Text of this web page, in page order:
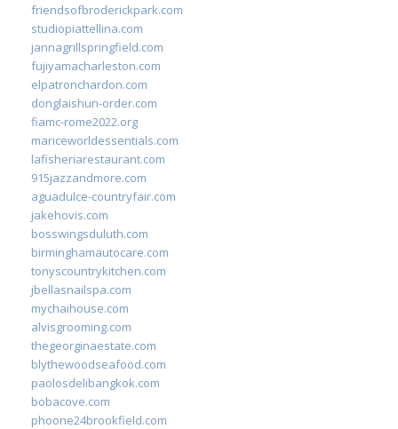
friendsofbroderickpark.com
studiopiattellina.com
jannagrillspringfield.com
fujiyamacharleston.com
elpatronchardon.com
donglaishun-order.com
fiamc-rome2022.org
mariceworldessentials.com
lafisheriarestaurant.com
915jazzandmore.com
aguadulce-countryfair.com
jakehovis.com
bosswingsduluth.com
birminghamautocare.com
tonyscountrykitchen.com
jbellasnailspa.com
mychaihouse.com
alvisgrooming.com
thegeorginaestate.com
blythewoodseafood.com
paolosdelibangkok.com
bobacove.com
phoone24brookfield.com